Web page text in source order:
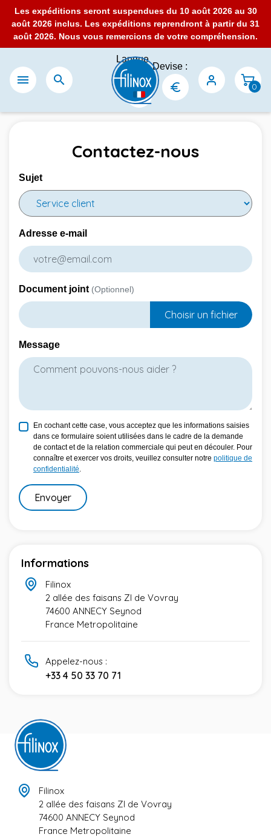
Les expéditions seront suspendues du 10 août 2026 au 30
août 2026 inclus. Les expéditions reprendront à partir du 31
août 2026. Nous vous remercions de votre compréhension.
 
Langue
:
Devise :
0
Informations
Filinox
2 allée des faisans ZI de Vovray
74600 ANNECY Seynod
France Metropolitaine
Appelez-nous :
+33 4 50 33 70 71
Contactez-nous
Sujet
Adresse e-mail
Document joint (Optionnel)
Message
En cochant cette case, vous acceptez que les informations saisies
dans ce formulaire soient utilisées dans le cadre de la demande
de contact et de la relation commerciale qui peut en découler. Pour
connaître et exercer vos droits, veuillez consulter notre politique de
confidentialité.
Envoyer
Filinox
2 allée des faisans ZI de Vovray
74600 ANNECY Seynod
France Metropolitaine